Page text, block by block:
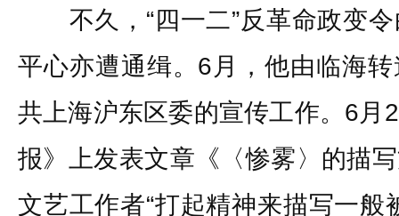
不久，“四一二”反革命政变令
平心亦遭通缉。6月，他由临海
共上海沪东区委的宣传工作。6月
报》上发表文章《〈惨雾〉的描
文艺工作者“打起精神来描写一般